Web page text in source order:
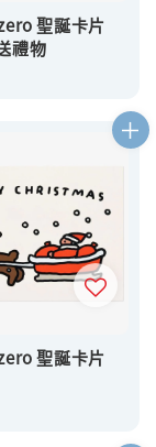
聖誕卡片
禮物
聖誕卡片